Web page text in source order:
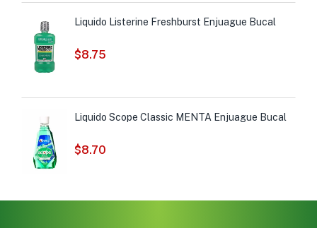
Liquido Listerine Freshburst Enjuague Bucal
$8.75
Liquido Scope Classic MENTA Enjuague Bucal
$8.70